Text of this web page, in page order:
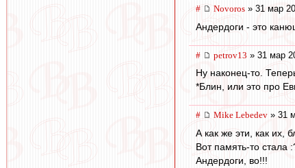
# Novoros » 31 мар
Андердоги - это
# petrov13 » 31 мар
Ну наконец-то.
*Блин, или это про
# Mike Lebedev » 31
А как же эти, как их,
Вот память-то стала
Андердоги, во!!!